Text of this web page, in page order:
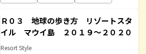
Ｒ０３ 地球の歩き方 リゾートスタ
イル マウイ島 ２０１９～２０２０
Resort Style